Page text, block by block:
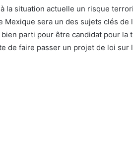
la situation actuelle un risque
Mexique sera un des sujets clés de
parti pour être candidat pour la
de faire passer un projet de loi sur